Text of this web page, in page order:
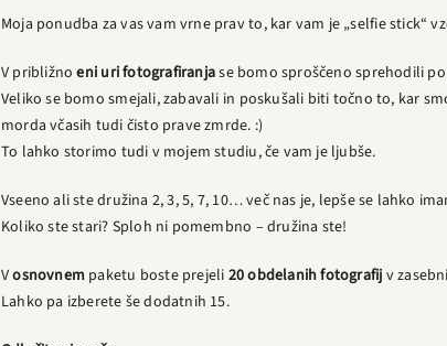
Moja ponudba za vas vam vrne prav to, kar vam je „selfie stick“
V približnoeni uri fotografiranjase bomo sproščeno sprehodili
Veliko se bomo smejali, zabavali in poskušali biti točno to, kar
morda včasih tudi čisto prave zmrde. :)
To lahko storimo tudi v mojem studiu, če vam je ljubše.
Vseeno ali ste družina 2, 3, 5, 7, 10… več nas je, lepše se lahko
Koliko ste stari? Sploh ni pomembno – družina ste!
Vosnovnem paketu boste prejeli 20 obdelanih fotografij v
Lahko pa izberete še dodatnih 15.